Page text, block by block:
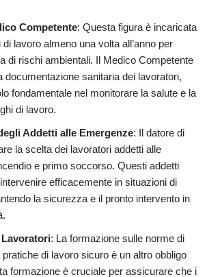
Competente: Questa figura è incaricata
lavoro almeno una volta all’anno per
di rischi ambientali. Il Medico Competente
documentazione sanitaria dei lavoratori,
fondamentale nel monitorare la salute e la
di lavoro.
Addetti alle Emergenze: Il datore di
la scelta dei lavoratori addetti alle
e primo soccorso. Questi addetti
efficacemente in situazioni di
la sicurezza e il pronto intervento in
: La formazione sulle norme di
di lavoro sicuro è un altro obbligo
formazione è cruciale per assicurare che i